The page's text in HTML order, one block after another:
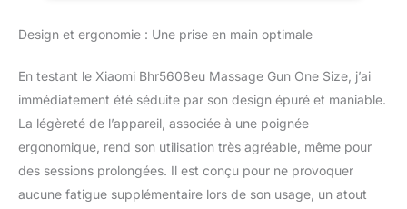
Design et ergonomie : Une prise en main optimale
En testant le Xiaomi Bhr5608eu Massage Gun One Size, j’ai
immédiatement été séduite par son design épuré et maniable.
La légèreté de l’appareil, associée à une poignée
ergonomique, rend son utilisation très agréable, même pour
des sessions prolongées. Il est conçu pour ne provoquer
aucune fatigue supplémentaire lors de son usage, un atout